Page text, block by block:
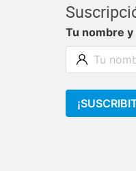
Tu nombre